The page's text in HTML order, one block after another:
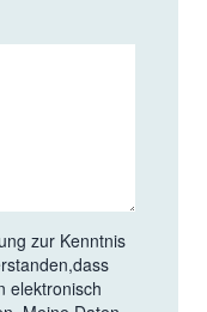
zur Kenntnis
elektronisch